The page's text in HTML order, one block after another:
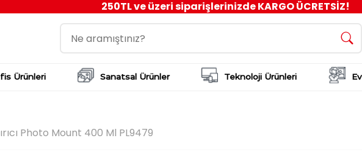
250TL ve üzeri siparişlerinizde KARGO ÜCRETSİZ!
Ürünleri Sanatsal Ürünler Teknoloji Ürünleri
Photo Mount 400 Ml PL9479